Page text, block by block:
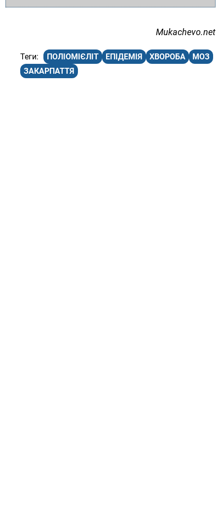
Mukachevo.net
ПОЛІОМІЄЛІТ ЕПІДЕМІЯ ХВОРОБА
МОЗ
ЗАКАРПАТТЯ